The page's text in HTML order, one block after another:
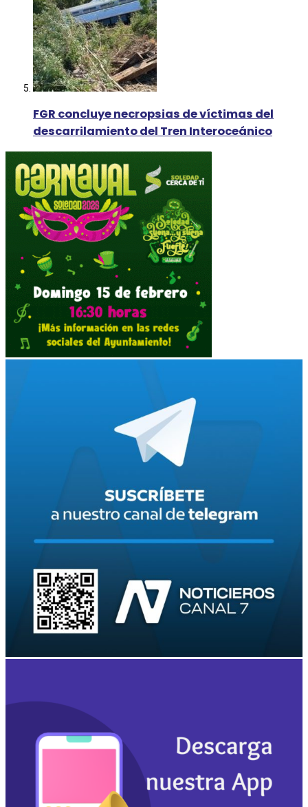
FGR concluye necropsias de víctimas del
descarrilamiento del Tren Interoceánico